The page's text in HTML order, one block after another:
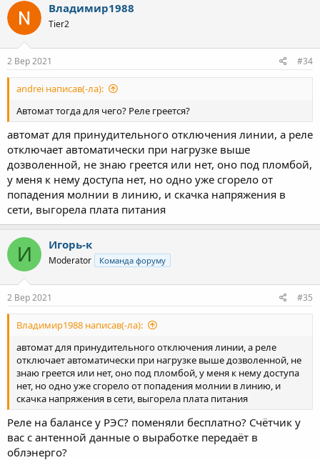
Владимир1988
Tier2
2 Вер 2021 #34
andrei написав(-ла):
Автомат тогда для чего? Реле греется?
автомат для принудительного отключения линии, а реле
отключает автоматически при нагрузке выше
дозволенной, не знаю греется или нет, оно под пломбой,
у меня к нему доступа нет, но одно уже сгорело от
попадения молнии в линию, и скачка напряжения в
сети, выгорела плата питания
И Игорь-к
Moderator Команда форуму
2 Вер 2021 #35
Владимир1988 написав(-ла):
автомат для принудительного отключения линии, а реле
отключает автоматически при нагрузке выше дозволенной, не
знаю греется или нет, оно под пломбой, у меня к нему доступа
нет, но одно уже сгорело от попадения молнии в линию, и
скачка напряжения в сети, выгорела плата питания
Реле на балансе у РЭС? поменяли бесплатно? Счётчик у
вас с антенной данные о выработке передаёт в
облэнерго?